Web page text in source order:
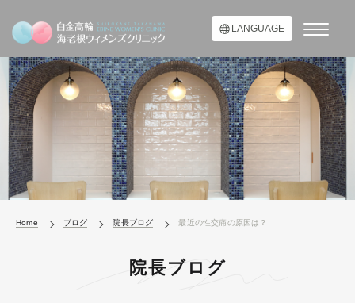
LANGUAGE
Home ブログ 院長ブログ 最近の性交痛の原因は？
院長ブログ